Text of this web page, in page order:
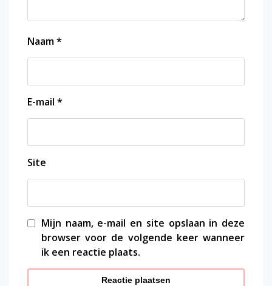
Naam*
E-mail *
Site
Mijn naam, e-mail en site opslaan in deze
browser voor de volgende keer wanneer
ik een reactie plaats.